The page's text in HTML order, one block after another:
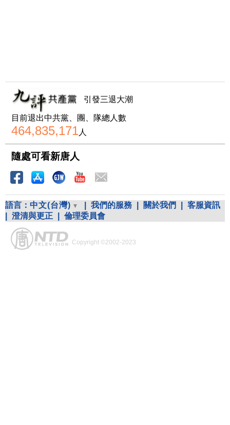
引發三退大潮
目前退出中共黨、團、隊總人數
464,835,171人
隨處可看新唐人
語言： 中文(台灣) 我們的服務 關於我們
客服資訊
澄清與更正 倫理委員會
Copyright ©2002-2023